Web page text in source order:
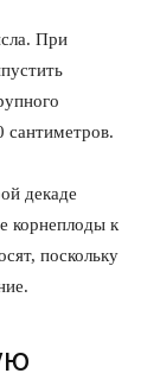
При
сантиметров.
декаде
корнеплоды к
поскольку